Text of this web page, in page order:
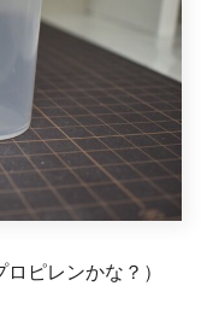
ピレンかな？）